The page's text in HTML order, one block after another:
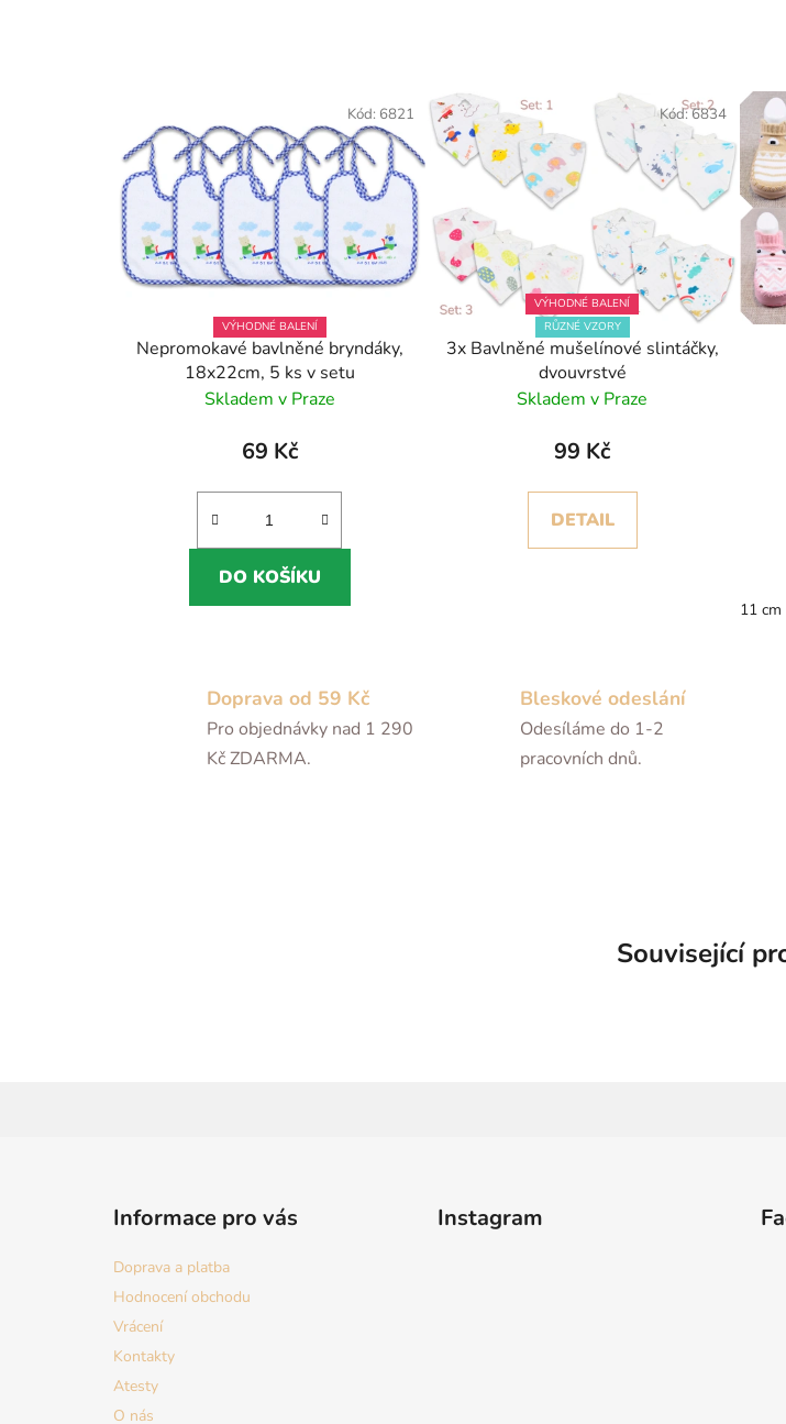
Doprava od 59 Kč
Pro objednávky nad 1 290
Kč ZDARMA.
Bleskové odeslání
Odesíláme do 1-2
pracovních dnů.
Související
VÝHODNÉ BALENÍ
Nepromokavé bavlněné bryndáky,
18x22cm, 5 ks v setu
Skladem v Praze
69 Kč
DO KOŠÍKU
Kód: 6821
VÝHODNÉ BALENÍ
RŮZNÉ VZORY
3x Bavlněné mušelínové slintáčky,
dvouvrstvé
Skladem v Praze
99 Kč
DETAIL
Kód:6834
11 cm
Informace pro vás
Doprava a platba
Hodnocení obchodu
Vrácení
Kontakty
Atesty
O nás
Instagram